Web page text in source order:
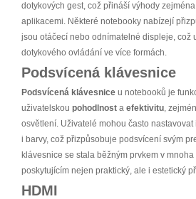
dotykových gest, což přináší výhody
aplikacemi. Některé notebooky nabízejí
jsou otáčecí nebo odnímatelné displeje, což
dotykového ovládání ve více formách.
Podsvícená klávesnice
Podsvícená klávesnice u notebooků je
uživatelskou pohodlnost a efektivitu,
osvětlení. Uživatelé mohou často
i barvy, což přizpůsobuje podsvícení svým
klávesnice se stala běžným prvkem v
poskytujícím nejen praktický, ale i estetický
HDMI